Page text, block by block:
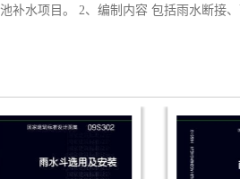
补水项目。 2、编制内容 包括雨水断接